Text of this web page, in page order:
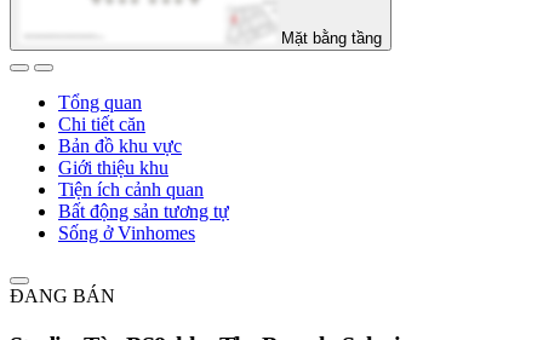
Mặt bằng tầng
Tổng quan
Chi tiết căn
Bản đồ khu vực
Giới thiệu khu
Tiện ích cảnh quan
Bất động sản tương tự
Sống ở Vinhomes
ĐANG BÁN